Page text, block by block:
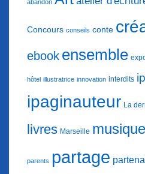
abandon
Concours conseils conte
ebook ensemble
hôtel illustratrice innovation interdits
ipaginauteur La
livres Marseille musique
parents partage